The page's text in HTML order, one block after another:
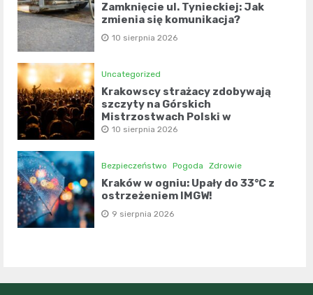
Zamknięcie ul. Tynieckiej: Jak
zmienia się komunikacja?
10 sierpnia 2026
Uncategorized
Krakowscy strażacy zdobywają
szczyty na Górskich
Mistrzostwach Polski w
kolarstwie szosowym
10 sierpnia 2026
Bezpieczeństwo Pogoda Zdrowie
Kraków w ogniu: Upały do 33°C z
ostrzeżeniem IMGW!
9 sierpnia 2026